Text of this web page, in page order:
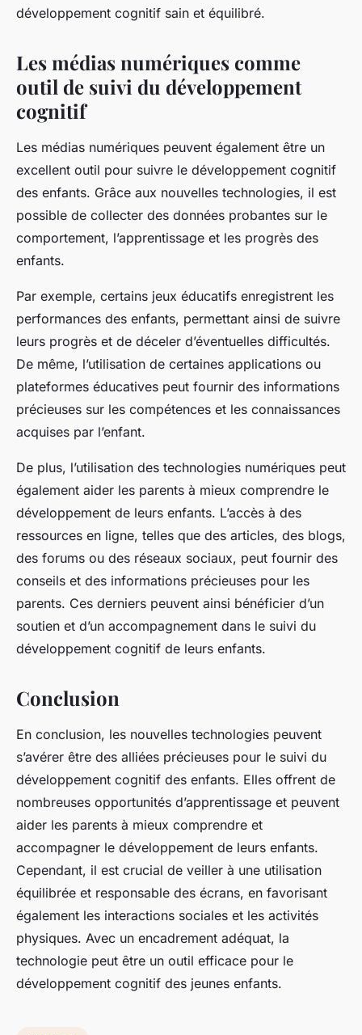
développement cognitif sain et équilibré.
Les médias numériques comme
outil de suivi du développement
cognitif
Les médias numériques peuvent également être un
excellent outil pour suivre le développement cognitif
des enfants. Grâce aux nouvelles technologies, il est
possible de collecter des données probantes sur le
comportement, l’apprentissage et les progrès des
enfants.
Par exemple, certains jeux éducatifs enregistrent les
performances des enfants, permettant ainsi de suivre
leurs progrès et de déceler d’éventuelles difficultés.
De même, l’utilisation de certaines applications ou
plateformes éducatives peut fournir des informations
précieuses sur les compétences et les connaissances
acquises par l’enfant.
De plus, l’utilisation des technologies numériques peut
également aider les parents à mieux comprendre le
développement de leurs enfants. L’accès à des
ressources en ligne, telles que des articles, des blogs,
des forums ou des réseaux sociaux, peut fournir des
conseils et des informations précieuses pour les
parents. Ces derniers peuvent ainsi bénéficier d’un
soutien et d’un accompagnement dans le suivi du
développement cognitif de leurs enfants.
Conclusion
En conclusion, les nouvelles technologies peuvent
s’avérer être des alliées précieuses pour le suivi du
développement cognitif des enfants. Elles offrent de
nombreuses opportunités d’apprentissage et peuvent
aider les parents à mieux comprendre et
accompagner le développement de leurs enfants.
Cependant, il est crucial de veiller à une utilisation
équilibrée et responsable des écrans, en favorisant
également les interactions sociales et les activités
physiques. Avec un encadrement adéquat, la
technologie peut être un outil efficace pour le
développement cognitif des jeunes enfants.